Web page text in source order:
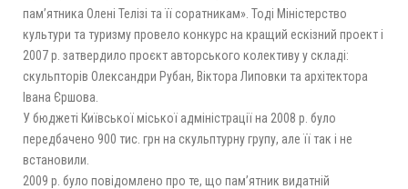
пам’ятника Олені Телізі та її соратникам». Тоді Міністерство
культури та туризму провело конкурс на кращий ескізний проект і
2007 р. затвердило проєкт авторського колективу у складі:
скульпторів Олександри Рубан, Віктора Липовки та архітектора
Івана Єршова.
У бюджеті Київської міської адміністрації на 2008 р. було
передбачено 900 тис. грн на скульптурну групу, але її так і не
встановили.
2009 р. було повідомлено про те, що пам’ятник видатній